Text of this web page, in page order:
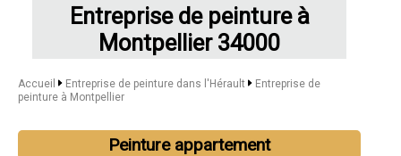
Entreprise de peinture à
Montpellier 34000
Accueil Entreprise de peinture dans l'Hérault
Entreprise de
peinture à Montpellier
Peinture appartement